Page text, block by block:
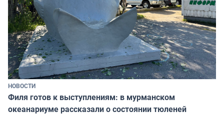
НОВОСТИ
Филя готов к выступлениям: в мурманском
океанариуме рассказали о состоянии тюленей